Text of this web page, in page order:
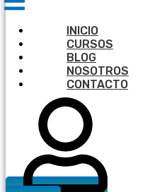
INICIO
CURSOS
BLOG
NOSOTROS
CONTACTO